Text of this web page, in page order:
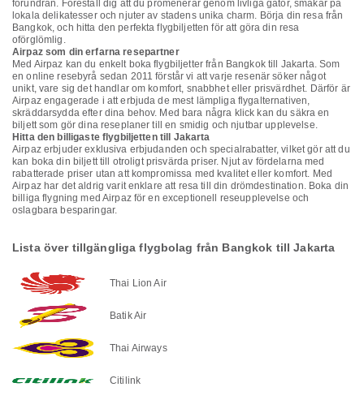
förundran. Föreställ dig att du promenerar genom livliga gator, smakar på
lokala delikatesser och njuter av stadens unika charm. Börja din resa från
Bangkok, och hitta den perfekta flygbiljetten för att göra din resa
oförglömlig.
Airpaz som din erfarna resepartner
Med Airpaz kan du enkelt boka flygbiljetter från Bangkok till Jakarta. Som
en online resebyrå sedan 2011 förstår vi att varje resenär söker något
unikt, vare sig det handlar om komfort, snabbhet eller prisvärdhet. Därför är
Airpaz engagerade i att erbjuda de mest lämpliga flygalternativen,
skräddarsydda efter dina behov. Med bara några klick kan du säkra en
biljett som gör dina reseplaner till en smidig och njutbar upplevelse.
Hitta den billigaste flygbiljetten till Jakarta
Airpaz erbjuder exklusiva erbjudanden och specialrabatter, vilket gör att du
kan boka din biljett till otroligt prisvärda priser. Njut av fördelarna med
rabatterade priser utan att kompromissa med kvalitet eller komfort. Med
Airpaz har det aldrig varit enklare att resa till din drömdestination. Boka din
billiga flygning med Airpaz för en exceptionell reseupplevelse och
oslagbara besparingar.
Lista över tillgängliga flygbolag från Bangkok till Jakarta
Thai Lion Air
Batik Air
Thai Airways
Citilink